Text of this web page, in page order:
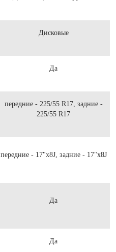
Дисковые
Да
передние - 225/55 R17, задние -
225/55 R17
передние - 17"x8J, задние - 17"x8J
Да
Да